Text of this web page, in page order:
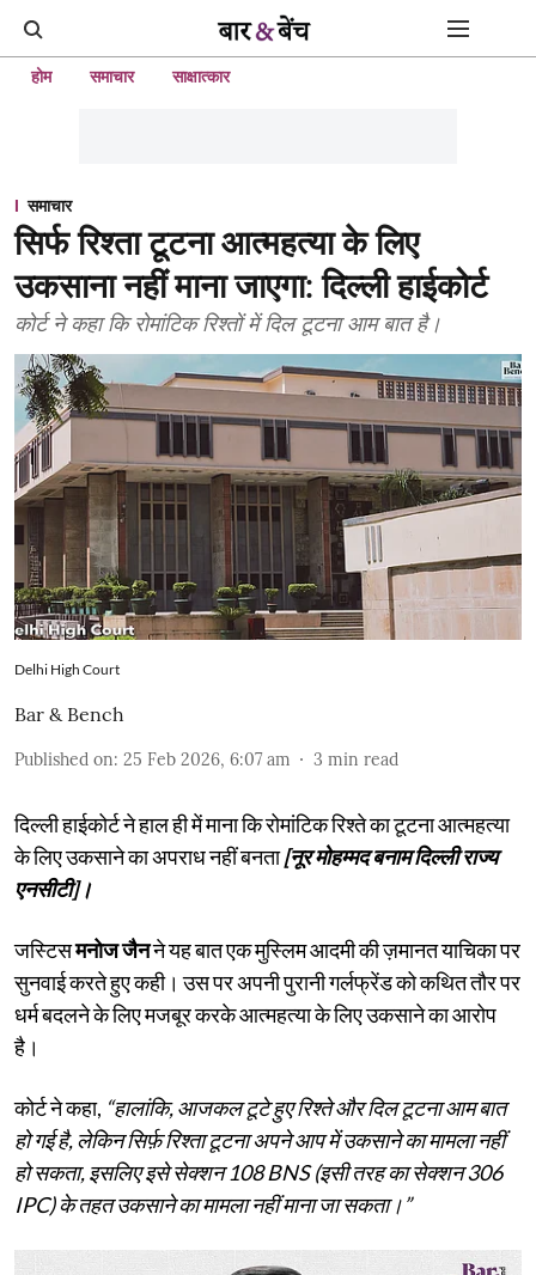
होम समाचार साक्षात्कार
समाचार
सिर्फ रिश्ता टूटना आत्महत्या के लिए
उकसाना नहीं माना जाएगा: दिल्ली हाईकोर्ट
कोर्ट ने कहा कि रोमांटिक रिश्तों में दिल टूटना आम बात है।
Delhi High Court
Bar & Bench
Published on: 25 Feb 2026, 6:07 am 3 min read
दिल्ली हाईकोर्ट ने हाल ही में माना कि रोमांटिक रिश्ते का टूटना आत्महत्या
के लिए उकसाने का अपराध नहीं बनता[नूर मोहम्मद बनाम दिल्ली राज्य
एनसीटी]।
जस्टिसमनोज जैनने यह बात एक मुस्लिम आदमी की ज़मानत याचिका पर
सुनवाई करते हुए कही। उस पर अपनी पुरानी गर्लफ्रेंड को कथित तौर पर
धर्म बदलने के लिए मजबूर करके आत्महत्या के लिए उकसाने का आरोप
है।
कोर्ट ने कहा, “हालांकि, आजकल टूटे हुए रिश्ते और दिल टूटना आम बात
हो गई है, लेकिन सिर्फ़ रिश्ता टूटना अपने आप में उकसाने का मामला नहीं
हो सकता, इसलिए इसे सेक्शन 108 BNS (इसी तरह का सेक्शन 306
IPC) के तहत उकसाने का मामला नहीं माना जा सकता।”